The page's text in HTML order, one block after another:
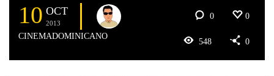
10 OCT
2013
CINEMADOMINICANO
0 0
548 0